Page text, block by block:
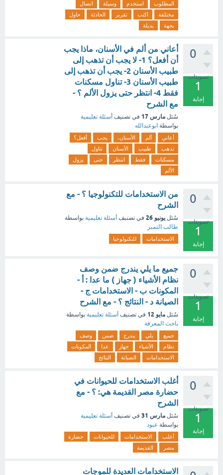
المطلوب
استخدم وسيلة
اتصال
مختلفة
اكتب تقرير الحادثة
حاول
بجهة
بديلة
0
تصويتات
1
إجابة
أعاني من ألم في الأسنان، ماذا يجب
أن أفعل؟ 1- لا يجب أن تذهب إلى
طبيب الأسنان 2- يجب أن تذهب إلى
طبيب الأسنان 3- تناول مسكنات
فقط 4- انتظر حتى يزول الألم ؟ -
مع الشرح
سُئل مارس 17 في تصنيف أسئلة تعليمية
بواسطة ابوعبدالله
أعاني ألم الأسنان، يجب
أفعل؟
تذهب
طبيب الأسنان
تناول
مسكنات
فقط انتظر حتى
يزول
الألم
0
تصويتات
1
إجابة
من الاستخدامات للتكنولوجيا ؟ - مع
الشرح
سُئل يونيو 26 في تصنيف أسئلة تعليمية بواسطة
طالب التميز
الاستخدامات للتكنولوجيا
0
تصويتات
1
إجابة
جميع ما يلي يندرج ضمن وصف
نظام الأشياء ( جهاز ) ما عدا : أ -
المكونات ب - الاستخدامات ج -
الصيانة د - النتائج ؟ - مع الشرح
سُئل مايو 12 في تصنيف أسئلة تعليمية بواسطة
باحث المعرفة
جميع يلي يندرج ضمن
وصف
نظام
الأشياء جهاز عدا
المكونات
الاستخدامات
الصيانة النتائج
0
تصويتات
1
إجابة
أغلب الاستخدامات للحيوانات في
حضارة مصر القديمة هي: ؟ - مع
الشرح
سُئل مارس 31 في تصنيف أسئلة تعليمية
بواسطة عبود
أغلب الاستخدامات للحيوانات
حضارة
مصر
القديمة
الاستخدامات العديدة للموجات